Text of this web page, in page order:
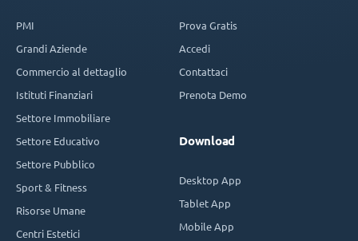
PMI
Grandi Aziende
Commercio al dettaglio
Istituti Finanziari
Settore Immobiliare
Settore Educativo
Settore Pubblico
Sport & Fitness
Risorse Umane
Centri Estetici
Prova Gratis
Accedi
Contattaci
Prenota Demo
Download
Desktop App
Tablet App
Mobile App